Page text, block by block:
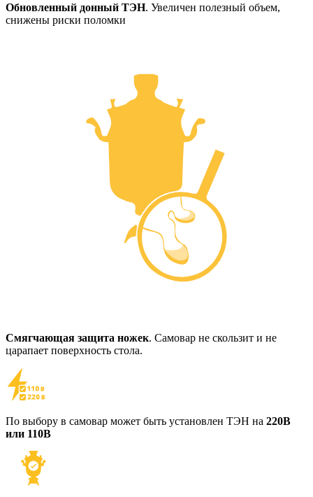
Обновленный донный ТЭН. Увеличен полезный объем,
снижены риски поломки
Смягчающая защита ножек. Самовар не скользит и не
царапает поверхность стола.
По выбору в самовар может быть установлен ТЭН на 220В
или 110В